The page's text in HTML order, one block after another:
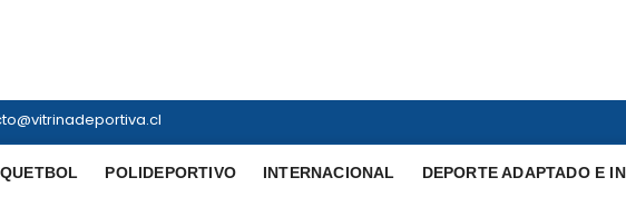
POLIDEPORTIVO INTERNACIONAL DEPORTE ADAPTADO E